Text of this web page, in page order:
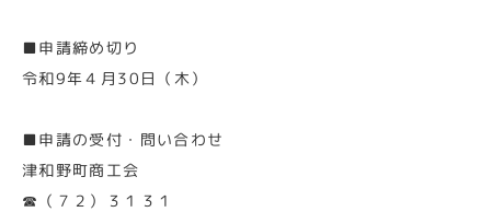
■申請締め切り
令和9年４月30日（木）
■申請の受付・問い合わせ
津和野町商工会
☎（７２）３１３１